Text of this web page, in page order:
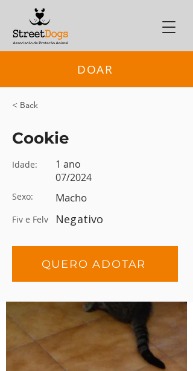
DOAR
< Back
Cookie
Idade:
1 ano
07/2024
Sexo: Macho
Fiv e Felv Negativo
QUERO ADOTAR